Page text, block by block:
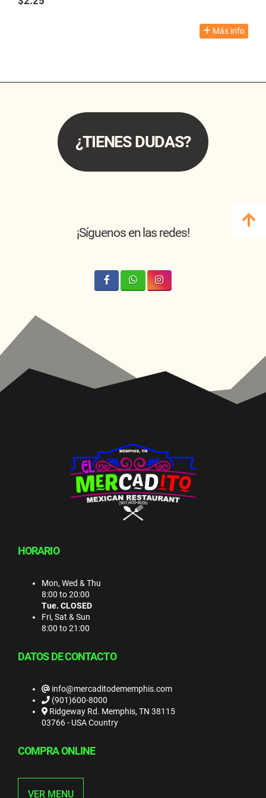
Más info
¿TIENES DUDAS?
¡Síguenos en las redes!
HORARIO
Mon, Wed & Thu
8:00 to 20:00
Tue. CLOSED
Fri, Sat & Sun
8:00 to 21:00
DATOS DE CONTACTO
info@mercaditodememphis.com
(901)600-8000
Ridgeway Rd. Memphis, TN 38115
03766 - USA Country
COMPRA ONLINE
VER MENU